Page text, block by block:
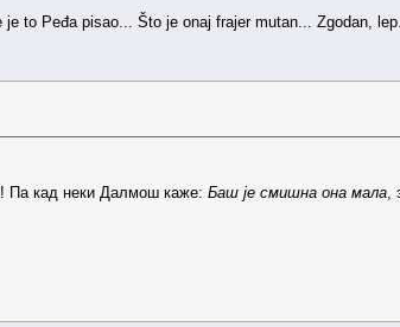
to Peđa pisao... Što je onaj frajer mutan... Zgodan,
Па кад неки Далмош каже: Баш је смишна она мала